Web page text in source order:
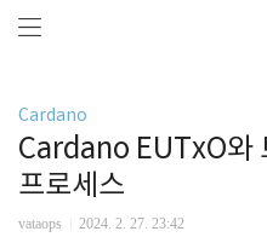
Cardano
Cardano EUTxO와
프로세스
vataops 2024. 2. 27. 23:42